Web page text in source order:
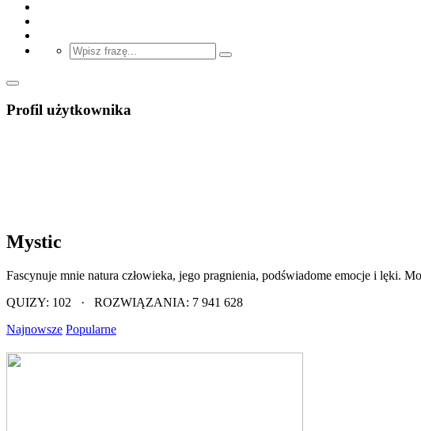
Profil użytkownika
Mystic
Fascynuje mnie natura człowieka, jego pragnienia, podświadome emocje i lęki.
QUIZY: 102 · ROZWIĄZANIA: 7 941 628
Najnowsze Popularne